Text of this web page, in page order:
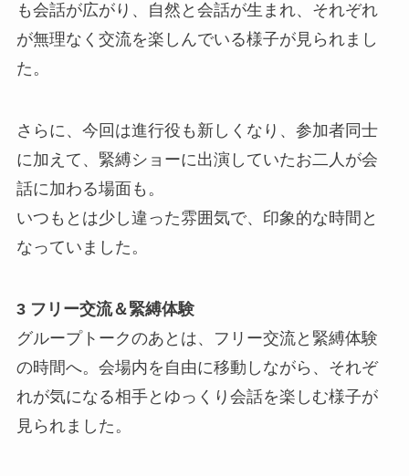
も会話が広がり、自然と会話が生まれ、それぞれ
が無理なく交流を楽しんでいる様子が見られまし
た。
さらに、今回は進行役も新しくなり、参加者同士
に加えて、緊縛ショーに出演していたお二人が会
話に加わる場面も。
いつもとは少し違った雰囲気で、印象的な時間と
なっていました。
3 フリー交流＆緊縛体験
グループトークのあとは、フリー交流と緊縛体験
の時間へ。会場内を自由に移動しながら、それぞ
れが気になる相手とゆっくり会話を楽しむ様子が
見られました。